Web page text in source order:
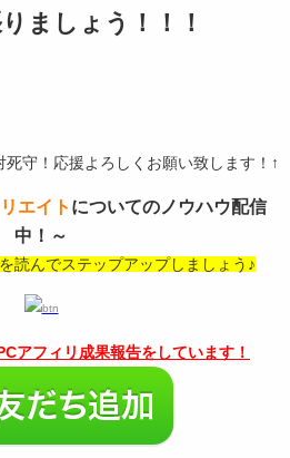
ましょう！！！
死守！応援よろしくお願い致します！↑
エイト についてのノウハウ配信
中！～
読んでステップアップしましょう♪
アフィリ成果報告をしています！